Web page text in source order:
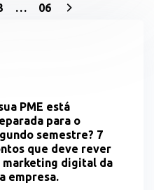
… 06
PME está
para o
semestre? 7
que deve rever
marketing digital da
empresa.